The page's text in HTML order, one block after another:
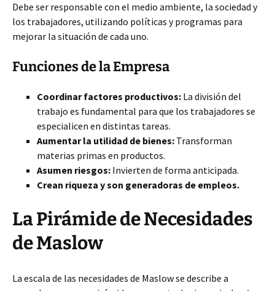
Debe ser responsable con el medio ambiente, la sociedad y
los trabajadores, utilizando políticas y programas para
mejorar la situación de cada uno.
Funciones de la Empresa
Coordinar factores productivos: La división del
trabajo es fundamental para que los trabajadores se
especialicen en distintas tareas.
Aumentar la utilidad de bienes: Transforman
materias primas en productos.
Asumen riesgos: Invierten de forma anticipada.
Crean riqueza y son generadoras de empleos.
La Pirámide de Necesidades
de Maslow
La escala de las necesidades de Maslow se describe a